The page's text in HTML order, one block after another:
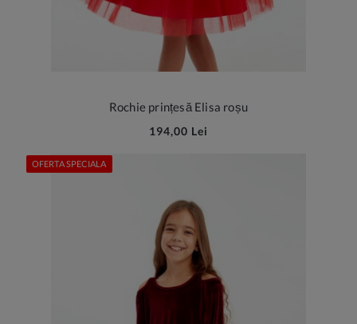
Rochie prințesă Elisa roșu
194,00 Lei
OFERTA SPECIALA